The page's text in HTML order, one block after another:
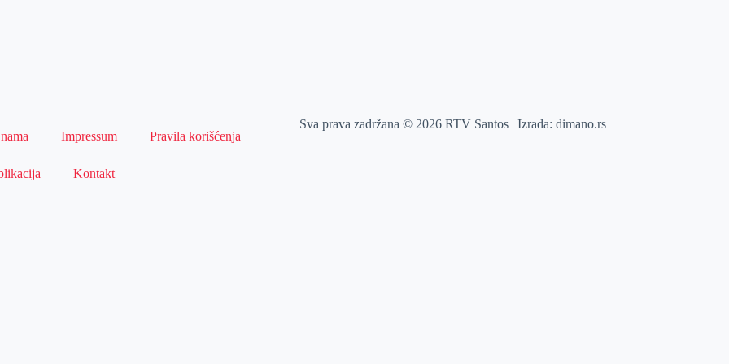
Impressum Pravila korišćenja
Kontakt
Sva prava zadržana © 2026 RTV Santos | Izrada:dimano.rs